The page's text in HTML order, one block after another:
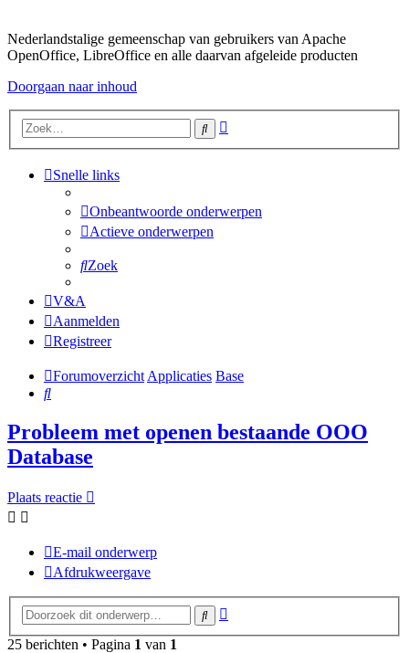
Nederlandstalige gemeenschap van gebruikers van Apache
OpenOffice, LibreOffice en alle daarvan afgeleide producten
Doorgaan naar inhoud
Zoek
Snelle links
Onbeantwoorde onderwerpen
Actieve onderwerpen
Zoek
V&A
Aanmelden
Registreer
Forumoverzicht Applicaties Base
Zoek
Probleem met openen bestaande OOO
Database
Plaats reactie
E-mail onderwerp
Afdrukweergave
Zoek
25 berichten • Pagina 1 van 1